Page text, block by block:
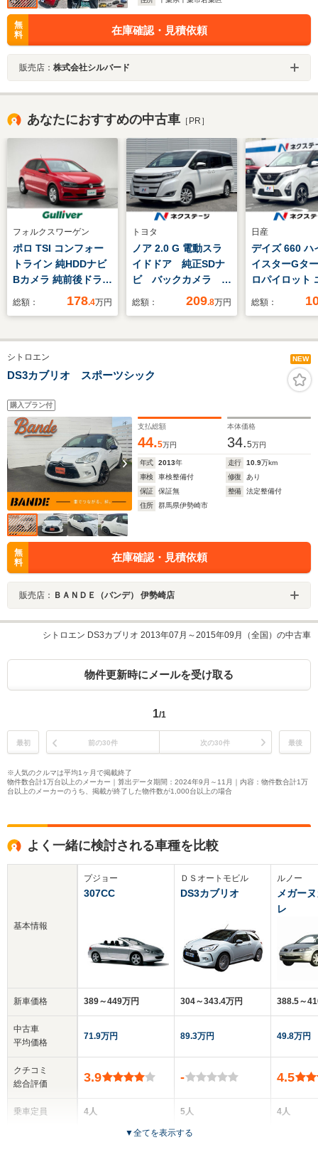
無
料
在庫確認・見積依頼
販売店： 株式会社シルバード
あなたにおすすめの中古車 ［PR］
フォルクスワーゲン
ポロ TSI コンフォー
トライン 純HDDナビ
Bカメラ 純前後ドラレ
総額： 178.4万円
トヨタ
ノア 2.0 G 電動スラ
イドドア 純正SDナ
ビ バックカメラ 衝
突被害軽減システム
トインETC クルコ
ルミ オートライト
総額： 209.8万円
日産
デイズ 660 ハ
イスターGタ
ロパイロット
ション 全周囲
ズ 禁煙車
コ コーナー
ー スマー
LEDヘッド
オートライト
総額：
シトロエン NEW
DS3カブリオ スポーツシック
購入プラン付
支払総額
44.5万円
本体価格
34.5万円
年式 2013年 走行 10.9万km
車検
車検整備付 修復
あり
保証
保証無 整備
法定整備付
住所
群馬県伊勢崎市
無
料
在庫確認・見積依頼
販売店： ＢＡＮＤＥ（バンデ） 伊勢崎店
シトロエン DS3カブリオ 2013年07月～2015年09月（全国）の中古車
物件更新時にメールを受け取る
1/1
最初 前の30件 次の30件 最後
※人気のクルマは平均1ヶ月で掲載終了
物件数合計1万台以上のメーカー｜算出データ期間：2024年9月～11月｜内容：物件数合計1万
台以上のメーカーのうち、掲載が終了した物件数が1,000台以上の場合
よく一緒に検討される車種を比較
基本情報
新車価格
中古車
平均価格
クチコミ
総合評価
乗車定員
プジョー
307CC
389～449万円
71.9万円
3.9
4人
ＤＳオートモビル
DS3カブリオ
304～343.4万円
89.3万円
-
5人
2ドア
ルノー
メガー
レ
388.5～
49.8万円
4.5
4人
▼全てを表示する